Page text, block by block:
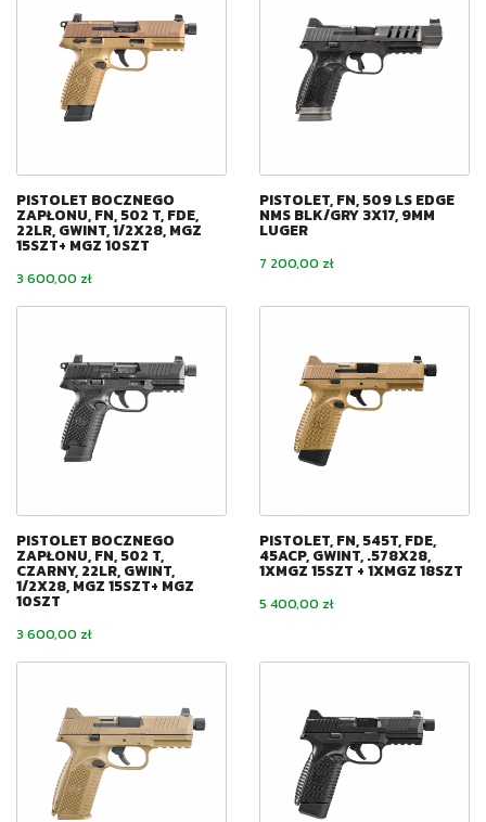
PISTOLET BOCZNEGO
ZAPŁONU, FN, 502 T, FDE,
22LR, GWINT, 1/2X28, MGZ
15SZT+ MGZ 10SZT
Cena
3 600,00 zł
PISTOLET, FN, 509 LS EDGE
NMS BLK/GRY 3X17, 9MM
LUGER
Cena
7 200,00 zł
PISTOLET BOCZNEGO
ZAPŁONU, FN, 502 T,
CZARNY, 22LR, GWINT,
1/2X28, MGZ 15SZT+ MGZ
10SZT
Cena
3 600,00 zł
PISTOLET, FN, 545T, FDE,
45ACP, GWINT, .578X28,
1XMGZ 15SZT + 1XMGZ 18SZT
Cena
5 400,00 zł